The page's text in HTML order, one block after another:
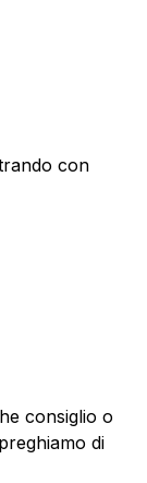
con
consiglio o
di